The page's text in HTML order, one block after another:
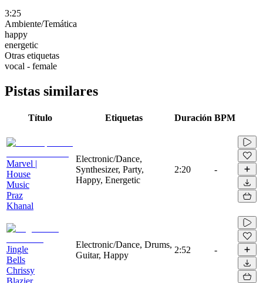
3:25
Ambiente/Temática
happy
energetic
Otras etiquetas
vocal - female
Pistas similares
Título Etiquetas Duración BPM
Marvel |
House
Music
Praz
Khanal
Electronic/Dance,
Synthesizer, Party,
Happy, Energetic
2:20 -
Jingle
Bells
Chrissy
Blazier
Electronic/Dance, Drums,
Guitar, Happy
2:52 -